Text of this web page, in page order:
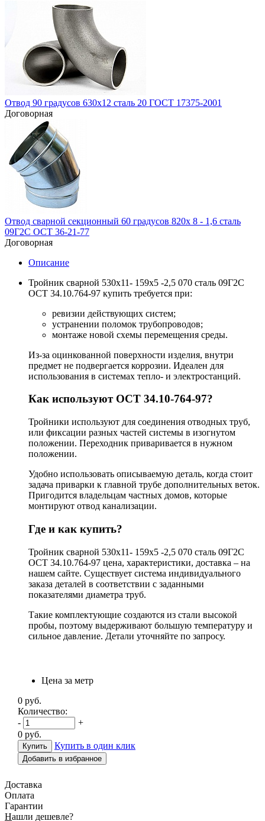
Отвод 90 градусов 630х12 сталь 20 ГОСТ 17375-2001
Договорная
Отвод сварной секционный 60 градусов 820х 8 - 1,6 сталь
09Г2С ОСТ 36-21-77
Договорная
Описание
Тройник сварной 530х11- 159х5 -2,5 070 сталь 09Г2С
ОСТ 34.10.764-97 купить требуется при:
ревизии действующих систем;
устранении поломок трубопроводов;
монтаже новой схемы перемещения среды.
Из-за оцинкованной поверхности изделия, внутри
предмет не подвергается коррозии. Идеален для
использования в системах тепло- и электростанций.
Как используют ОСТ 34.10-764-97?
Тройники используют для соединения отводных труб,
или фиксации разных частей системы в изогнутом
положении. Переходник приваривается в нужном
положении.
Удобно использовать описываемую деталь, когда стоит
задача приварки к главной трубе дополнительных веток.
Пригодится владельцам частных домов, которые
монтируют отвод канализации.
Где и как купить?
Тройник сварной 530х11- 159х5 -2,5 070 сталь 09Г2С
ОСТ 34.10.764-97 цена, характеристики, доставка – на
нашем сайте. Существует система индивидуального
заказа деталей в соответствии с заданными
показателями диаметра труб.
Такие комплектующие создаются из стали высокой
пробы, поэтому выдерживают большую температуру и
сильное давление. Детали уточняйте по запросу.
Цена за метр
0 руб.
Количество:
-
+
0 руб.
Купить в один клик
Добавить в избранное
Доставка
Оплата
Гарантии
Нашли дешевле?